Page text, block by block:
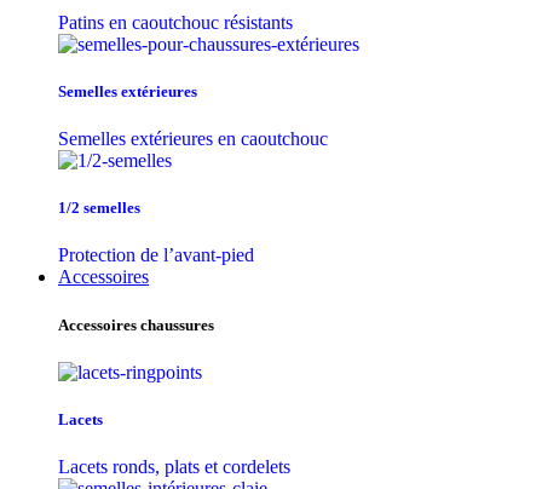
Patins en caoutchouc résistants
Semelles extérieures
Semelles extérieures en caoutchouc
1/2 semelles
Protection de l’avant-pied
Accessoires
Accessoires chaussures
Lacets
Lacets ronds, plats et cordelets